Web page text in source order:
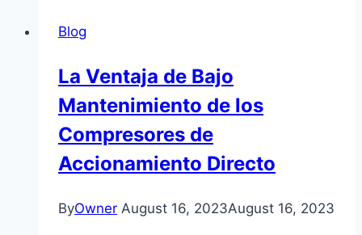
Blog
La Ventaja de Bajo
Mantenimiento de los
Compresores de
Accionamiento Directo
ByOwner August 16, 2023August 16, 2023